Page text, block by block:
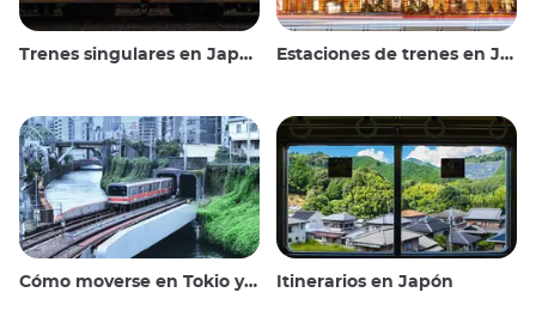
Trenes singulares en Japón Estaciones de trenes en Japón
Cómo moverse en Tokio y alrededores Itinerarios en Japón